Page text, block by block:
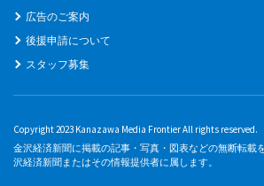
広告のご案内
後援申請について
スタッフ募集
Copyright 2023 Kanazawa Media Frontier All rights reserved.
金沢経済新聞に掲載の記事・写真・図表などの無断転載
沢経済新聞またはその情報提供者に属します。